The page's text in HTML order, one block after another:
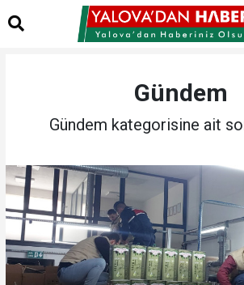
Gündem
Gündem kategorisine ait